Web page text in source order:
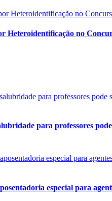
Heteroidentificação no
para professores
especial para